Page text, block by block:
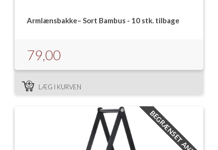
Armlænsbakke– Sort Bambus - 10 stk. tilbage
79,00
LÆG I KURVEN
BEGRÆNSET ANTAL